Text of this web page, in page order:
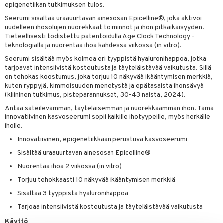
epigenetiikan tutkimuksen tulos.
Seerumi sisältää uraauurtavan ainesosan Epicelline®, joka aktivoi
uudelleen ihosolujen nuorekkaat toiminnot ja ihon pitkäikäisyyden.
Tieteellisesti todistettu patentoidulla Age Clock Technology -
teknologialla ja nuorentaa ihoa kahdessa viikossa (in vitro).
Seerumi sisältää myös kolmea eri tyyppistä hyaluronihappoa, jotka
tarjoavat intensiivistä kosteutusta ja täyteläistävää vaikutusta. Sillä
on tehokas koostumus, joka torjuu 10 näkyvää ikääntymisen merkkiä,
kuten ryppyjä, kimmoisuuden menetystä ja epätasaista ihonsävyä
(kliininen tutkimus, pisteparannukset, 30-43 naista, 2024).
Antaa säteilevämmän, täyteläisemmän ja nuorekkaamman ihon. Tämä
innovatiivinen kasvoseerumi sopii kaikille ihotyypeille, myös herkälle
iholle.
Innovatiivinen, epigenetiikkaan perustuva kasvoseerumi
Sisältää uraauurtavan ainesosan Epicelline®
Nuorentaa ihoa 2 viikossa (in vitro)
Torjuu tehokkaasti 10 näkyvää ikääntymisen merkkiä
Sisältää 3 tyyppistä hyaluronihappoa
Tarjoaa intensiivistä kosteutusta ja täyteläistävää vaikutusta
Käyttö
ja naamiot
Huulten Hoito
Elixir
Happy
Happy For Men
& Soujaus
& Ihonpuhdistus